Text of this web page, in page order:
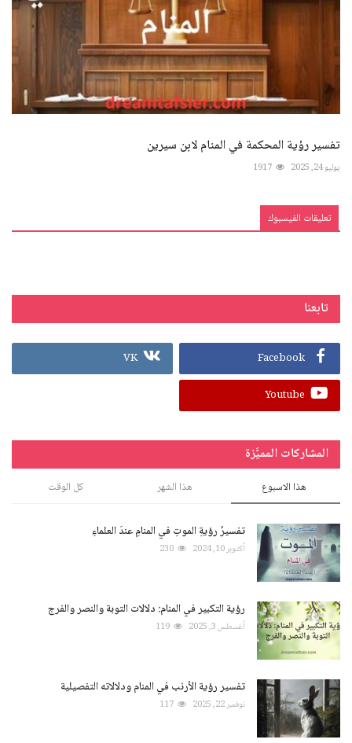
تفسير رؤية المحكمة في المنام لابن سيرين
يوليو 24, 2025 1917
تعليقات الفيسبوك
تابعنا
Facebook
VK
Youtube
المشاركات المميَّزة
هذا الاسبوع هذا الشهر كل الوقت
تفسيرُ رؤيةِ الموتِ في المنامِ عندَ العلماءِ
أكتوبر 10, 2024 230
رؤية التكبير في المنام: دلالات التوبة والنصر والفرج
أغسطس 3, 2025 119
تفسير رؤية الأرنب في المنام ودلالاته التفصيلية
نوفمبر 22, 2025 117